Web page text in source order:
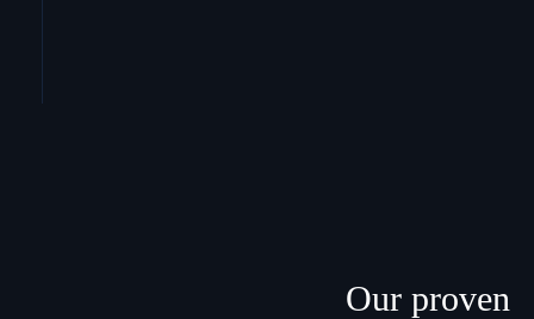
Our proven